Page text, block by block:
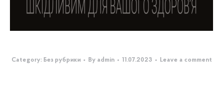
Category: Без рубрики By admin 11.07.2023 Leave a comment